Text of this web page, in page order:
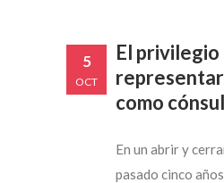
5
OCT
El privilegio
como
En un abrir y
pasado cinco